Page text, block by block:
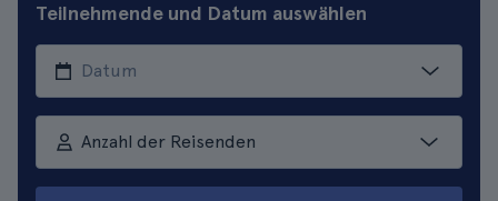
Teilnehmende und Datum auswählen
Anzahl der Reisenden